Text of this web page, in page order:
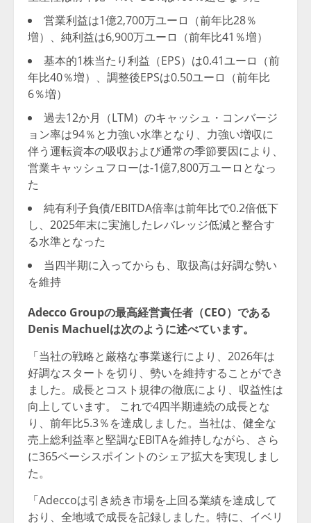
営業利益は1億2,700万ユーロ（前年比28％
増）、純利益は6,900万ユーロ（前年比41％増）
基本的1株当たり利益（EPS）は0.41ユーロ（前
年比40％増）、調整後EPSは0.50ユーロ（前年比
6％増）
過去12か月（LTM）のキャッシュ・コンバージ
ョン率は94％と力強い水準となり、力強い増収に
伴う運転資本の吸収および通常の季節要因により、
営業キャッシュフローは-1億7,800万ユーロとなっ
た
純有利子負債/EBITDA倍率は前年比で0.2倍低下
し、2025年末に実施したレバレッジ低減と整合す
る水準となった
当四半期に入ってからも、取扱高は好調な勢い
を維持
Adecco Groupの最高経営責任者（CEO）である
Denis Machuelは次のように述べています。
「当社の戦略と厳格な事業遂行により、2026年は
好調なスタートを切り、勢いを維持することができ
ました。成長とコスト規律の徹底により、収益性は
向上しています。 これで4四半期連続の成長とな
り、前年比5.3％を達成しました。当社は、健全な
売上総利益率と堅調なEBITAを維持しながら、さら
に365ベーシスポイントのシェア拡大を実現しまし
た。
「Adeccoは引き続き市場を上回る業績を達成して
おり、全地域で成長を記録しました。特に、イベリ